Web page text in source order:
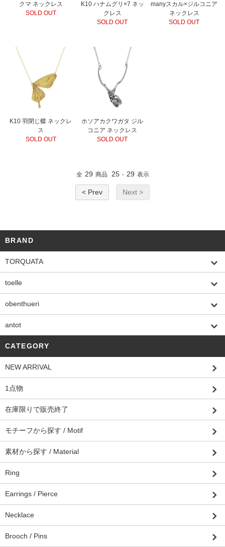
クマ ネックレス
SOLD OUT
K10 ハナムグリ×7 ネッ
クレス
SOLD OUT
manyスカル×ジルコニア
ネックレス
SOLD OUT
K10 羽閉じ蝶 ネックレ
ス
SOLD OUT
ホソアカクワガタ ジル
コニア ネックレス
SOLD OUT
全 29 商品 25 - 29 表示
< Prev Next >
BRAND
TORQUATA
toelle
obenthueri
antot
CATEGORY
NEW ARRIVAL
1点物
在庫限りで販売終了
モチーフから探す / Motif
素材から探す / Material
Ring
Earrings / Pierce
Necklace
Brooch / Pins